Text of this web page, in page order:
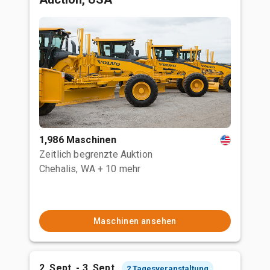
1,986 Maschinen
Zeitlich begrenzte Auktion
Chehalis, WA + 10 mehr
Maschinen ansehen
2 Tagesveranstaltung